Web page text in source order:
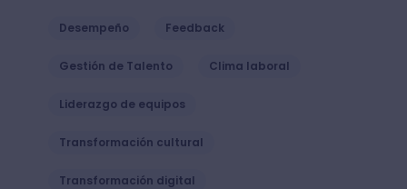
Desempeño Feedback
Gestión de Talento Clima laboral
Liderazgo de equipos
Transformación cultural
Transformación digital